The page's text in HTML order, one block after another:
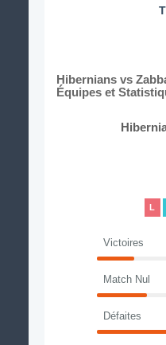
Hibernians vs
Équipes et
L
Victoires
Match Nul
Défaites